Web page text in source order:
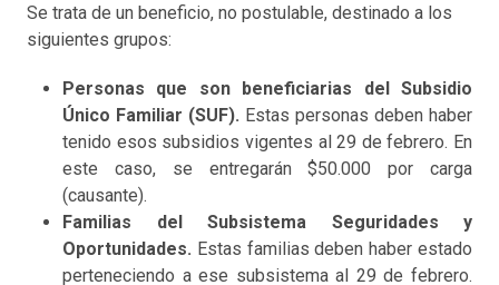
Se trata de un beneficio, no postulable, destinado a los
siguientes grupos:
Personas que son beneficiarias del Subsidio
Único Familiar (SUF). Estas personas deben haber
tenido esos subsidios vigentes al 29 de febrero. En
este caso, se entregarán $50.000 por carga
(causante).
Familias del Subsistema Seguridades y
Oportunidades. Estas familias deben haber estado
perteneciendo a ese subsistema al 29 de febrero.